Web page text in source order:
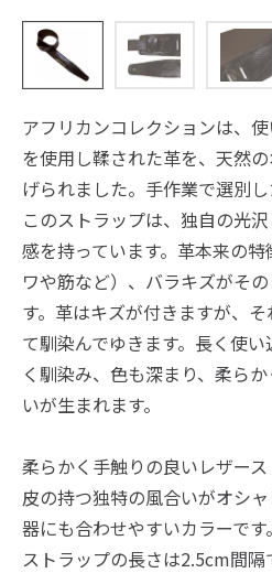
アフリカンコレクションは、
を使用し鞣された革を、天然
げられました。手作業で選別
このストラップは、独自の光
感を持っています。革本来の
ワや筋など）、バラキズがそ
す。革はキズが付きますが、
て馴染んでゆきます。長く使
く馴染み、色も深まり、柔ら
いが生まれます。
柔らかく手触りの良いレザース
皮の持つ独特の風合いがオシ
器にも合わせやすいカラーです。
ストラップの長さは2.5cm間隔